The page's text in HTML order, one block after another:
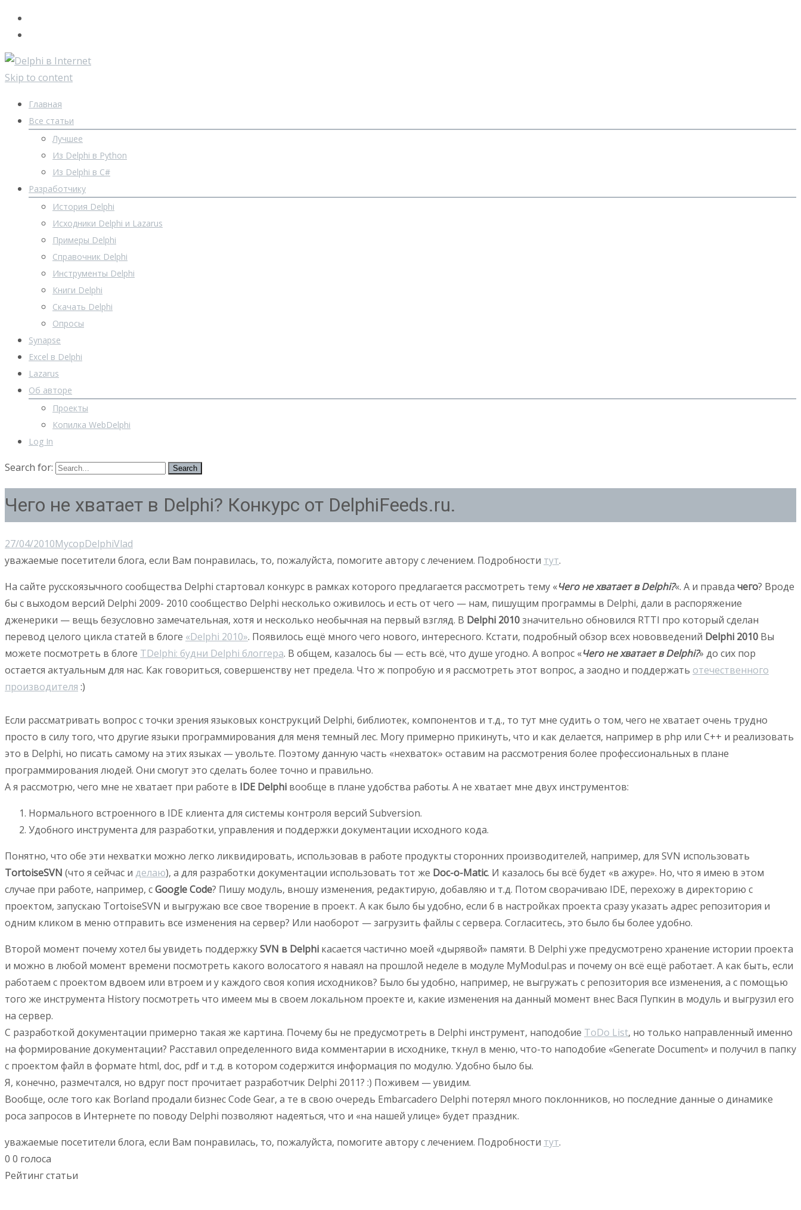
Skip to content
Главная
Все статьи
Лучшее
Из Delphi в Python
Из Delphi в C#
Разработчику
История Delphi
Исходники Delphi и Lazarus
Примеры Delphi
Справочник Delphi
Инструменты Delphi
Книги Delphi
Скачать Delphi
Опросы
Synapse
Excel в Delphi
Lazarus
Об авторе
Проекты
Копилка WebDelphi
Log In
Search for:
Чего не хватает в Delphi? Конкурс от DelphiFeeds.ru.
27/04/2010МусорDelphiVlad
уважаемые посетители блога, если Вам понравилась, то, пожалуйста, помогите автору с лечением. Подробности тут.
На сайте русскоязычного сообщества Delphi стартовал конкурс в рамках которого предлагается рассмотреть тему «Чего не хватает в Delphi?«. А и правда чего? Вроде
бы с выходом версий Delphi 2009- 2010 сообщество Delphi несколько оживилось и есть от чего — нам, пишущим программы в Delphi, дали в распоряжение
дженерики — вещь безусловно замечательная, хотя и несколько необычная на первый взгляд. В Delphi 2010значительно обновился RTTI про который сделан
перевод целого цикла статей в блоге «Delphi 2010». Появилось ещё много чего нового, интересного. Кстати, подробный обзор всех нововведений Delphi 2010 Вы
можете посмотреть в блоге TDelphi: будни Delphi блоггера. В общем, казалось бы — есть всё, что душе угодно. А вопрос «Чего не хватает в Delphi?» до сих пор
остается актуальным для нас. Как говориться, совершенству нет предела. Что ж попробую и я рассмотреть этот вопрос, а заодно и поддержать отечественного
производителя :)
Если рассматривать вопрос с точки зрения языковых конструкций Delphi, библиотек, компонентов и т.д., то тут мне судить о том, чего не хватает очень трудно
просто в силу того, что другие языки программирования для меня темный лес. Могу примерно прикинуть, что и как делается, например в php или C++ и реализовать
это в Delphi, но писать самому на этих языках — увольте. Поэтому данную часть «нехваток» оставим на рассмотрения более профессиональных в плане
программирования людей. Они смогут это сделать более точно и правильно.
А я рассмотрю, чего мне не хватает при работе в IDE Delphi вообще в плане удобства работы. А не хватает мне двух инструментов:
Нормального встроенного в IDE клиента для системы контроля версий Subversion.
Удобного инструмента для разработки, управления и поддержки документации исходного кода.
Понятно, что обе эти нехватки можно легко ликвидировать, использовав в работе продукты сторонних производителей, например, для SVN использовать
TortoiseSVN (что я сейчас и делаю), а для разработки документации использовать тот же Doc-o-Matic. И казалось бы всё будет «в ажуре». Но, что я имею в этом
случае при работе, например, сGoogle Code? Пишу модуль, вношу изменения, редактирую, добавляю и т.д. Потом сворачиваю IDE, перехожу в директорию с
проектом, запускаю TortoiseSVN и выгружаю все свое творение в проект. А как было бы удобно, если б в настройках проекта сразу указать адрес репозитория и
одним кликом в меню отправить все изменения на сервер? Или наоборот — загрузить файлы с сервера. Согласитесь, это было бы более удобно.
Второй момент почему хотел бы увидеть поддержкуSVN в Delphi касается частично моей «дырявой» памяти. В Delphi уже предусмотрено хранение истории проекта
и можно в любой момент времени посмотреть какого волосатого я наваял на прошлой неделе в модуле MyModul.pas и почему он всё ещё работает. А как быть, если
работаем с проектом вдвоем или втроем и у каждого своя копия исходников? Было бы удобно, например, не выгружать с репозитория все изменения, а с помощью
того же инструмента History посмотреть что имеем мы в своем локальном проекте и, какие изменения на данный момент внес Вася Пупкин в модуль и выгрузил его
на сервер.
С разработкой документации примерно такая же картина. Почему бы не предусмотреть в Delphi инструмент, наподобие ToDo List, но только направленный именно
на формирование документации? Расставил определенного вида комментарии в исходнике, ткнул в меню, что-то наподобие «Generate Document» и получил в папку
с проектом файл в формате html, doc, pdf и т.д. в котором содержится информация по модулю. Удобно было бы.
Я, конечно, размечтался, но вдруг пост прочитает разработчик Delphi 2011? :) Поживем — увидим.
Вообще, осле того как Borland продали бизнес Code Gear, а те в свою очередь Embarcadero Delphi потерял много поклонников, но последние данные о динамике
роса запросов в Интернете по поводу Delphi позволяют надеяться, что и «на нашей улице» будет праздник.
уважаемые посетители блога, если Вам понравилась, то, пожалуйста, помогите автору с лечением. Подробности тут.
0 0 голоса
Рейтинг статьи